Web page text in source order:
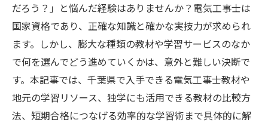
だろう？」と悩んだ経験はありませんか？電気工事士は
国家資格であり、正確な知識と確かな実技力が求められ
ます。しかし、膨大な種類の教材や学習サービスのなか
で何を選んでどう進めていくかは、意外と難しい決断で
す。本記事では、千葉県で入手できる電気工事士教材や
地元の学習リソース、独学にも活用できる教材の比較方
法、短期合格につなげる効率的な学習術まで具体的に解